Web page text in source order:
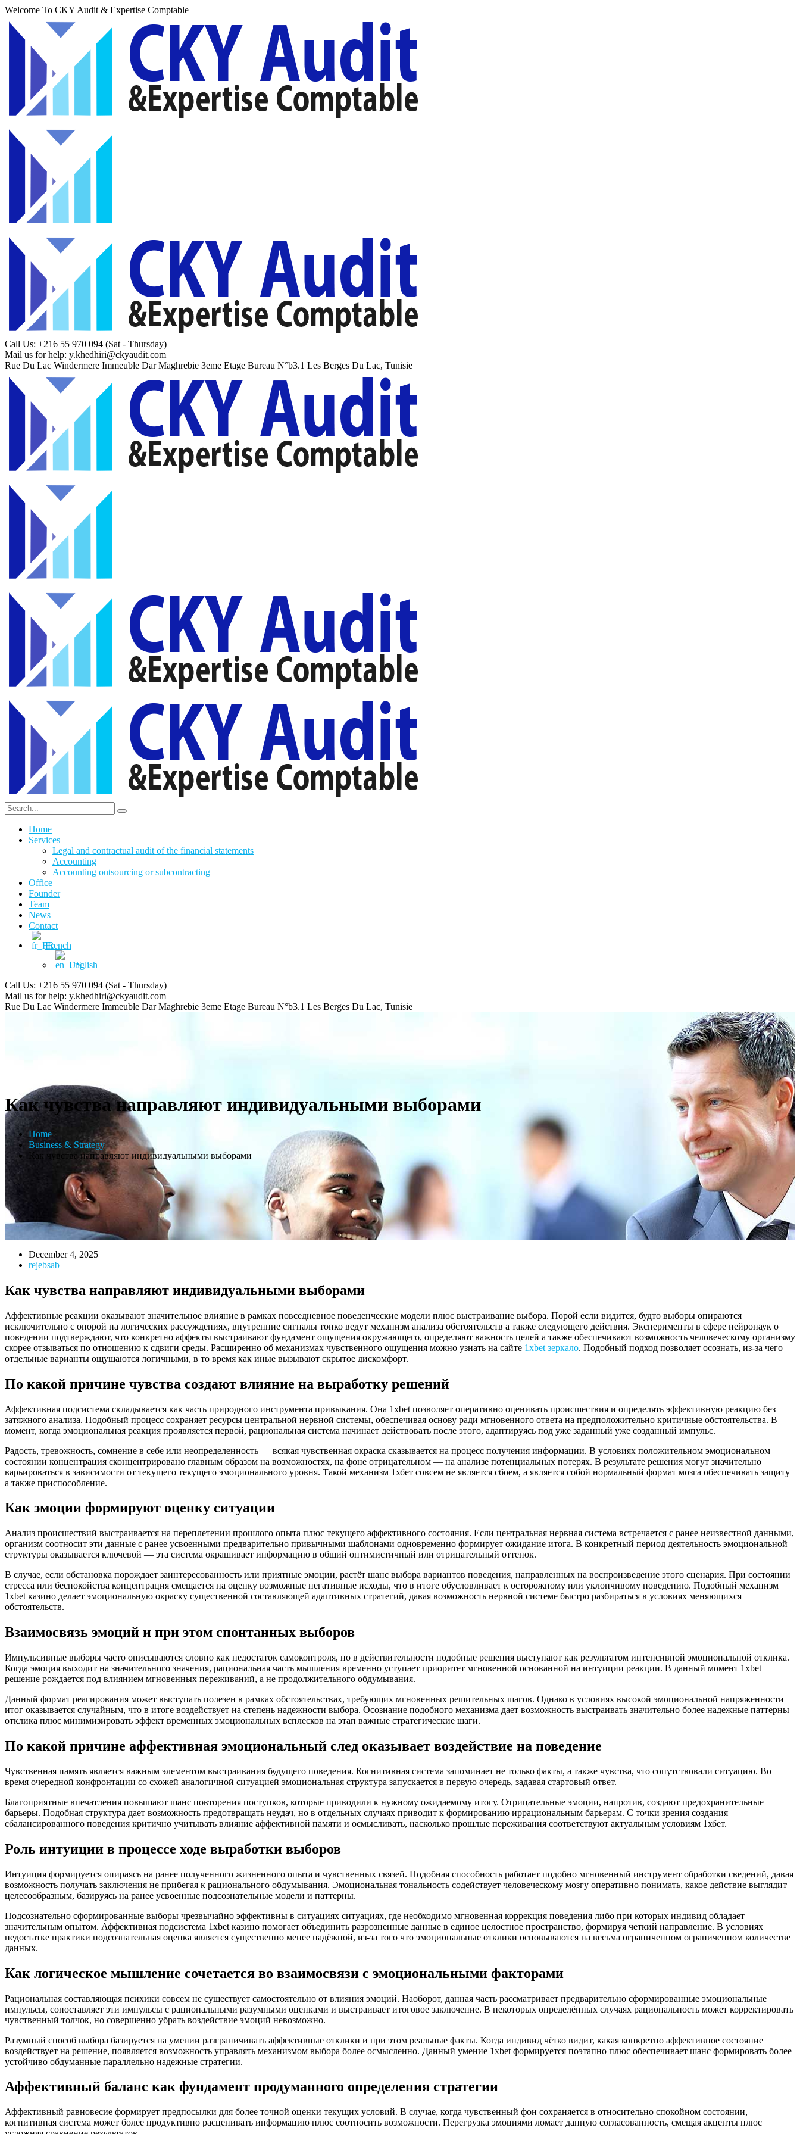
Welcome To CKY Audit & Expertise Comptable
Call Us: +216 55 970 094 (Sat - Thursday)
Mail us for help: y.khedhiri@ckyaudit.com
Rue Du Lac Windermere Immeuble Dar Maghrebie 3eme Etage Bureau N°b3.1 Les Berges Du Lac, Tunisie
Home
Services
Legal and contractual audit of the financial statements
Accounting
Accounting outsourcing or subcontracting
Office
Founder
Team
News
Contact
French
English
Call Us: +216 55 970 094 (Sat - Thursday)
Mail us for help: y.khedhiri@ckyaudit.com
Rue Du Lac Windermere Immeuble Dar Maghrebie 3eme Etage Bureau N°b3.1 Les Berges Du Lac, Tunisie
Как чувства направляют индивидуальными выборами
Home
Business & Strategy
Как чувства направляют индивидуальными выборами
December 4, 2025
rejebsab
Как чувства направляют индивидуальными выборами
Аффективные реакции оказывают значительное влияние в рамках повседневное поведенческие модели плюс выстраивание выбора. Порой если видится, будто выборы опираются
исключительно с опорой на логических рассуждениях, внутренние сигналы тонко ведут механизм анализа обстоятельств а также следующего действия. Эксперименты в сфере нейронаук о
поведении подтверждают, что конкретно аффекты выстраивают фундамент ощущения окружающего, определяют важность целей а также обеспечивают возможность человеческому организму
скорее отзываться по отношению к сдвиги среды. Расширенно об механизмах чувственного ощущения можно узнать на сайте 1xbet зеркало. Подобный подход позволяет осознать, из-за чего
отдельные варианты ощущаются логичными, в то время как иные вызывают скрытое дискомфорт.
По какой причине чувства создают влияние на выработку решений
Аффективная подсистема складывается как часть природного инструмента привыкания. Она 1xbet позволяет оперативно оценивать происшествия и определять эффективную реакцию без
затяжного анализа. Подобный процесс сохраняет ресурсы центральной нервной системы, обеспечивая основу ради мгновенного ответа на предположительно критичные обстоятельства. В
момент, когда эмоциональная реакция проявляется первой, рациональная система начинает действовать после этого, адаптируясь под уже заданный уже созданный импульс.
Радость, тревожность, сомнение в себе или неопределенность — всякая чувственная окраска сказывается на процесс получения информации. В условиях положительном эмоциональном
состоянии концентрация сконцентрировано главным образом на возможностях, на фоне отрицательном — на анализе потенциальных потерях. В результате решения могут значительно
варьироваться в зависимости от текущего текущего эмоционального уровня. Такой механизм 1хбет совсем не является сбоем, а является собой нормальный формат мозга обеспечивать защиту
а также приспособление.
Как эмоции формируют оценку ситуации
Анализ происшествий выстраивается на переплетении прошлого опыта плюс текущего аффективного состояния. Если центральная нервная система встречается с ранее неизвестной данными,
организм соотносит эти данные с ранее усвоенными предварительно привычными шаблонами одновременно формирует ожидание итога. В конкретный период деятельность эмоциональной
структуры оказывается ключевой — эта система окрашивает информацию в общий оптимистичный или отрицательный оттенок.
В случае, если обстановка порождает заинтересованность или приятные эмоции, растёт шанс выбора вариантов поведения, направленных на воспроизведение этого сценария. При состоянии
стресса или беспокойства концентрация смещается на оценку возможные негативные исходы, что в итоге обусловливает к осторожному или уклончивому поведению. Подобный механизм
1xbet казино делает эмоциональную окраску существенной составляющей адаптивных стратегий, давая возможность нервной системе быстро разбираться в условиях меняющихся
обстоятельств.
Взаимосвязь эмоций и при этом спонтанных выборов
Импульсивные выборы часто описываются словно как недостаток самоконтроля, но в действительности подобные решения выступают как результатом интенсивной эмоциональной отклика.
Когда эмоция выходит на значительного значения, рациональная часть мышления временно уступает приоритет мгновенной основанной на интуиции реакции. В данный момент 1xbet
решение рождается под влиянием мгновенных переживаний, а не продолжительного обдумывания.
Данный формат реагирования может выступать полезен в рамках обстоятельствах, требующих мгновенных решительных шагов. Однако в условиях высокой эмоциональной напряженности
итог оказывается случайным, что в итоге воздействует на степень надежности выбора. Осознание подобного механизма дает возможность выстраивать значительно более надежные паттерны
отклика плюс минимизировать эффект временных эмоциональных всплесков на этап важные стратегические шаги.
По какой причине аффективная эмоциональный след оказывает воздействие на поведение
Чувственная память является важным элементом выстраивания будущего поведения. Когнитивная система запоминает не только факты, а также чувства, что сопутствовали ситуацию. Во
время очередной конфронтации со схожей аналогичной ситуацией эмоциональная структура запускается в первую очередь, задавая стартовый ответ.
Благоприятные впечатления повышают шанс повторения поступков, которые приводили к нужному ожидаемому итогу. Отрицательные эмоции, напротив, создают предохранительные
барьеры. Подобная структура дает возможность предотвращать неудач, но в отдельных случаях приводит к формированию иррациональным барьерам. С точки зрения создания
сбалансированного поведения критично учитывать влияние аффективной памяти и осмысливать, насколько прошлые переживания соответствуют актуальным условиям 1хбет.
Роль интуиции в процессе ходе выработки выборов
Интуиция формируется опираясь на ранее полученного жизненного опыта и чувственных связей. Подобная способность работает подобно мгновенный инструмент обработки сведений, давая
возможность получать заключения не прибегая к рационального обдумывания. Эмоциональная тональность содействует человеческому мозгу оперативно понимать, какое действие выглядит
целесообразным, базируясь на ранее усвоенные подсознательные модели и паттерны.
Подсознательно сформированные выборы чрезвычайно эффективны в ситуациях ситуациях, где необходимо мгновенная коррекция поведения либо при которых индивид обладает
значительным опытом. Аффективная подсистема 1xbet казино помогает объединить разрозненные данные в единое целостное пространство, формируя четкий направление. В условиях
недостатке практики подсознательная оценка является существенно менее надёжной, из-за того что эмоциональные отклики основываются на весьма ограниченном ограниченном количестве
данных.
Как логическое мышление сочетается во взаимосвязи с эмоциональными факторами
Рациональная составляющая психики совсем не существует самостоятельно от влияния эмоций. Наоборот, данная часть рассматривает предварительно сформированные эмоциональные
импульсы, сопоставляет эти импульсы с рациональными разумными оценками и выстраивает итоговое заключение. В некоторых определённых случаях рациональность может корректировать
чувственный толчок, но совершенно убрать воздействие эмоций невозможно.
Разумный способ выбора базируется на умении разграничивать аффективные отклики и при этом реальные факты. Когда индивид чётко видит, какая конкретно аффективное состояние
воздействует на решение, появляется возможность управлять механизмом выбора более осмысленно. Данный умение 1xbet формируется поэтапно плюс обеспечивает шанс формировать более
устойчиво обдуманные параллельно надежные стратегии.
Аффективный баланс как фундамент продуманного определения стратегии
Аффективный равновесие формирует предпосылки для более точной оценки текущих условий. В случае, когда чувственный фон сохраняется в относительно спокойном состоянии,
когнитивная система может более продуктивно расценивать информацию плюс соотносить возможности. Перегрузка эмоциями ломает данную согласованность, смещая акценты плюс